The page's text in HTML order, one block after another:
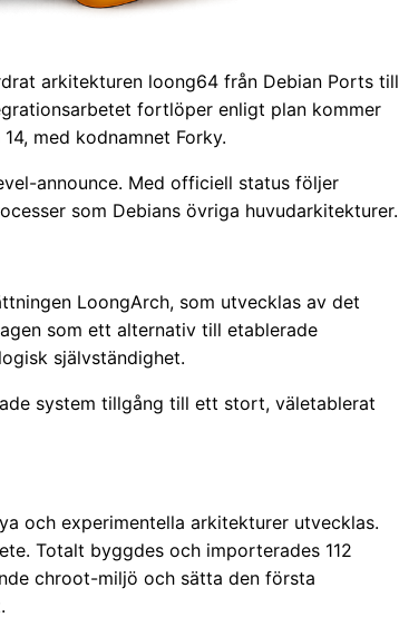
arkitekturen loong64 från Debian Ports till
fortlöper enligt plan kommer
med kodnamnet Forky.
announce. Med officiell status följer
som Debians övriga huvudarkitekturer.
LoongArch, som utvecklas av det
som ett alternativ till etablerade
självständighet.
system tillgång till ett stort, väletablerat
och experimentella arkitekturer utvecklas.
Totalt byggdes och importerades 112
chroot-miljö och sätta den första